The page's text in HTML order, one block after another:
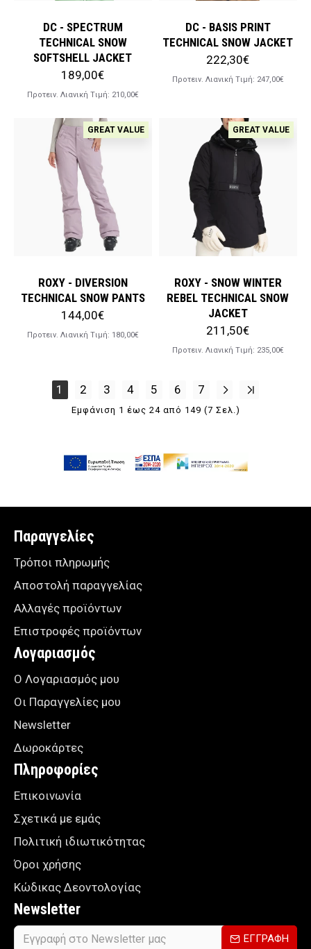
DC - SPECTRUM
TECHNICAL SNOW
SOFTSHELL JACKET
189,00€
Προτειν. Λιανική Tιμή: 210,00€
DC - BASIS PRINT
TECHNICAL SNOW JACKET
222,30€
Προτειν. Λιανική Tιμή: 247,00€
GREAT VALUE
ROXY - DIVERSION
TECHNICAL SNOW PANTS
144,00€
Προτειν. Λιανική Tιμή: 180,00€
GREAT VALUE
ROXY - SNOW WINTER
REBEL TECHNICAL SNOW
JACKET
211,50€
Προτειν. Λιανική Tιμή: 235,00€
1 2 3 4 5 6 7
Εμφάνιση 1 έως 24 από 149 (7 Σελ.)
Παραγγελίες
Τρόποι πληρωμής
Αποστολή παραγγελίας
Αλλαγές προϊόντων
Επιστροφές προϊόντων
Λογαριασμός
Ο Λογαριασμός μου
Οι Παραγγελίες μου
Newsletter
Δωροκάρτες
Πληροφορίες
Επικοινωνία
Σχετικά με εμάς
Πολιτική ιδιωτικότητας
Όροι χρήσης
Κώδικας Δεοντολογίας
Newsletter
ΕΓΓΡΑΦΗ